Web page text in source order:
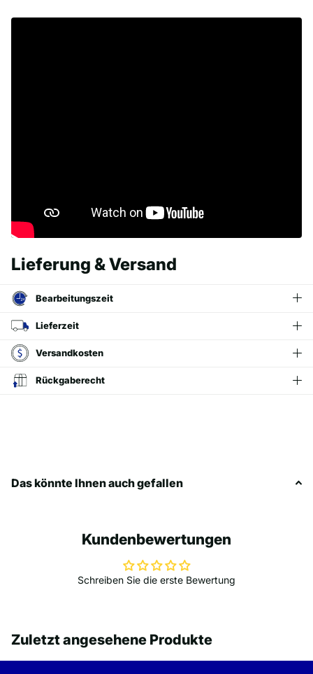
Lieferung & Versand
Bearbeitungszeit
Lieferzeit
Versandkosten
Rückgaberecht
Das könnte Ihnen auch gefallen
Kundenbewertungen
Schreiben Sie die erste Bewertung
Zuletzt angesehene Produkte